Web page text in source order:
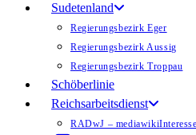
Sudetenland
Regierungsbezirk Eger
Regierungsbezirk Aussig
Regierungsbezirk Troppau
Schöberlinie
Reichsarbeitsdienst
RADwJ – mediawiki